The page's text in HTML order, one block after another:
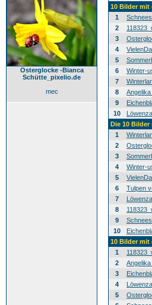
Osterglocke -Bianca
Schütte_pixelio.de
mec
10 Bilder mit
1
2
3
4
5
6
Winter-
7
8
9
10
Die 10
1
2
3
4
Winter-
5
6
Tulpen
7
8
9
10
10 Bilder mit
1
2
3
4
5